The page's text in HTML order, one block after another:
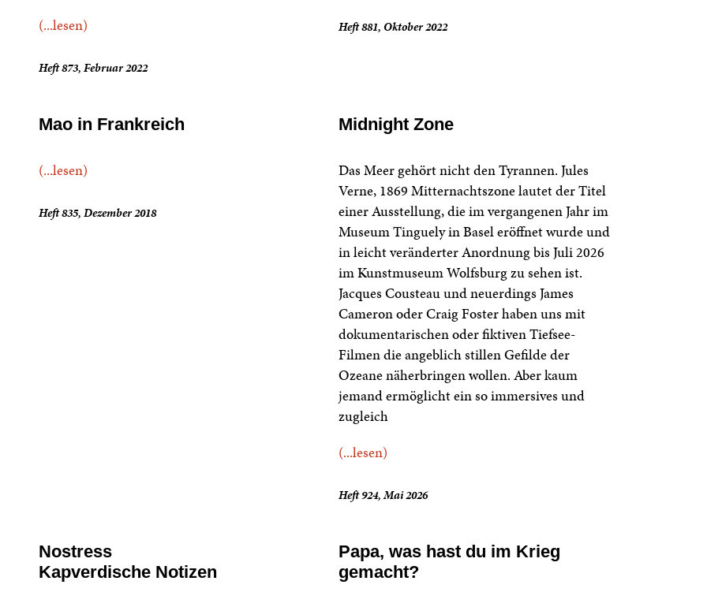
(...lesen)
Heft 873, Februar 2022
Heft 881, Oktober 2022
Mao in Frankreich
(...lesen)
Heft 835, Dezember 2018
Midnight Zone
Das Meer gehört nicht den Tyrannen. Jules
Verne, 1869 Mitternachtszone lautet der Titel
einer Ausstellung, die im vergangenen Jahr im
Museum Tinguely in Basel eröffnet wurde und
in leicht veränderter Anordnung bis Juli 2026
im Kunstmuseum Wolfsburg zu sehen ist.
Jacques Cousteau und neuerdings James
Cameron oder Craig Foster haben uns mit
dokumentarischen oder fiktiven Tiefsee-
Filmen die angeblich stillen Gefilde der
Ozeane näherbringen wollen. Aber kaum
jemand ermöglicht ein so immersives und
zugleich
(...lesen)
Heft 924, Mai 2026
Nostress
Kapverdische Notizen
Papa, was hast du im Krieg
gemacht?